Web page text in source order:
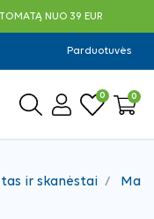
NUO 39 EUR
Parduotuvės
0 0
ir skanėstai